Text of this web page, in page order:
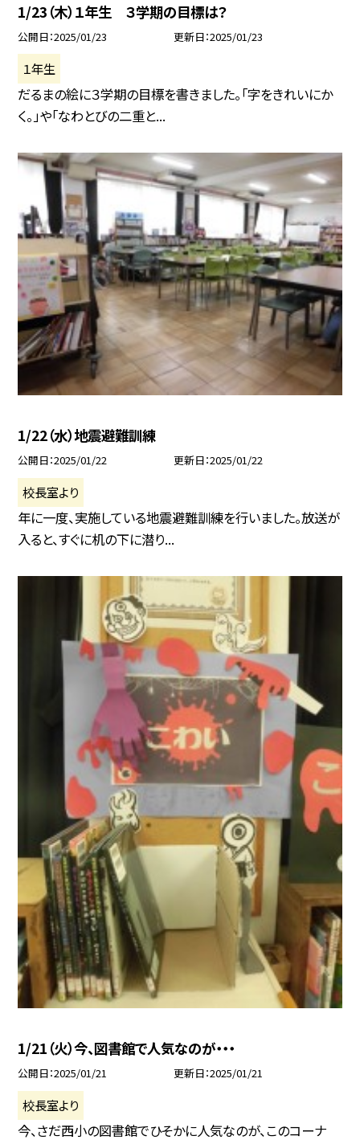
1/23（木）１年生 ３学期の目標は？
公開日 2025/01/23 更新日 2025/01/23
１年生
だるまの絵に３学期の目標を書きました。「字をきれいにか
く。」や「なわとびの二重と...
1/22（水）地震避難訓練
公開日 2025/01/22 更新日 2025/01/22
校長室より
年に一度、実施している地震避難訓練を行いました。放送が
入ると、すぐに机の下に潜り...
1/21（火）今、図書館で人気なのが・・・
公開日 2025/01/21 更新日 2025/01/21
校長室より
今、さだ西小の図書館でひそかに人気なのが、このコーナ